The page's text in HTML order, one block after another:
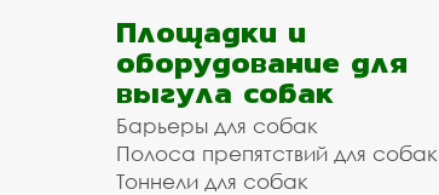
Площадки и
оборудование для
выгула собак
Барьеры для собак
Полоса препятствий для собак
Тоннели для собак